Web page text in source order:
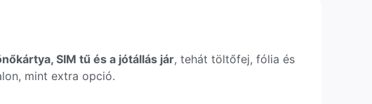
SIM tű és a jótállás jár, tehát töltőfej, fólia és
mint extra opció.